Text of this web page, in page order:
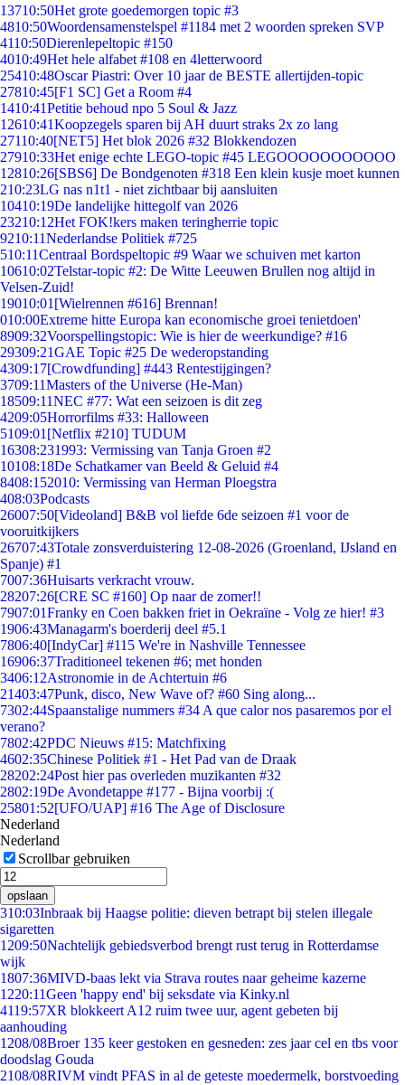
13710:50Het grote goedemorgen topic #3
4810:50Woordensamenstelspel #1184 met 2 woorden spreken SVP
4110:50Dierenlepeltopic #150
4010:49Het hele alfabet #108 en 4letterwoord
25410:48Oscar Piastri: Over 10 jaar de BESTE allertijden-topic
27810:45[F1 SC] Get a Room #4
1410:41Petitie behoud npo 5 Soul & Jazz
12610:41Koopzegels sparen bij AH duurt straks 2x zo lang
27110:40[NET5] Het blok 2026 #32 Blokkendozen
27910:33Het enige echte LEGO-topic #45 LEGOOOOOOOOOOO
12810:26[SBS6] De Bondgenoten #318 Een klein kusje moet kunnen
210:23LG nas n1t1 - niet zichtbaar bij aansluiten
10410:19De landelijke hittegolf van 2026
23210:12Het FOK!kers maken teringherrie topic
9210:11Nederlandse Politiek #725
510:11Centraal Bordspeltopic #9 Waar we schuiven met karton
10610:02Telstar-topic #2: De Witte Leeuwen Brullen nog altijd in
Velsen-Zuid!
19010:01 [Wielrennen #616] Brennan!
010:00Extreme hitte Europa kan economische groei tenietdoen'
8909:32Voorspellingstopic: Wie is hier de weerkundige? #16
29309:21GAE Topic #25 De wederopstanding
4309:17[Crowdfunding] #443 Rentestijgingen?
3709:11Masters of the Universe (He-Man)
18509:11NEC #77: Wat een seizoen is dit zeg
4209:05Horrorfilms #33: Halloween
5109:01 [Netflix #210] TUDUM
16308:231993: Vermissing van Tanja Groen #2
10108:18De Schatkamer van Beeld & Geluid #4
8408:152010: Vermissing van Herman Ploegstra
408:03Podcasts
26007:50[Videoland] B&B vol liefde 6de seizoen #1 voor de
vooruitkijkers
26707:43Totale zonsverduistering 12-08-2026 (Groenland, IJsland en
Spanje) #1
7007:36Huisarts verkracht vrouw.
28207:26[CRE SC #160] Op naar de zomer!!
7907:01Franky en Coen bakken friet in Oekraïne - Volg ze hier! #3
1906:43Managarm's boerderij deel #5.1
7806:40[IndyCar] #115 We're in Nashville Tennessee
16906:37Traditioneel tekenen #6; met honden
3406:12Astronomie in de Achtertuin #6
21403:47Punk, disco, New Wave of? #60 Sing along...
7302:44Spaanstalige nummers #34 A que calor nos pasaremos por el
verano?
7802:42PDC Nieuws #15: Matchfixing
4602:35Chinese Politiek #1 - Het Pad van de Draak
28202:24Post hier pas overleden muzikanten #32
2802:19De Avondetappe #177 - Bijna voorbij :(
25801:52[UFO/UAP] #16 The Age of Disclosure
Nederland
Nederland
Scrollbar gebruiken
opslaan
310:03Inbraak bij Haagse politie: dieven betrapt bij stelen illegale
sigaretten
1209:50Nachtelijk gebiedsverbod brengt rust terug in Rotterdamse
wijk
1807:36MIVD-baas lekt via Strava routes naar geheime kazerne
1220:11Geen 'happy end' bij seksdate via Kinky.nl
4119:57XR blokkeert A12 ruim twee uur, agent gebeten bij
aanhouding
1208/08Broer 135 keer gestoken en gesneden: zes jaar cel en tbs voor
doodslag Gouda
2108/08RIVM vindt PFAS in al de geteste moedermelk, borstvoeding